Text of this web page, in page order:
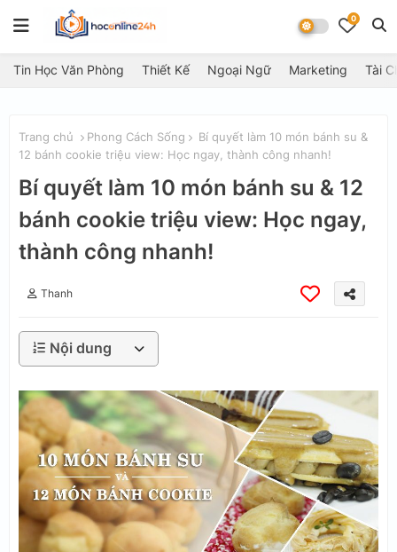
0
Tin Học Văn Phòng Thiết Kế Ngoại Ngữ Marketing Tài
Trang chủ Phong Cách Sống
Bí quyết làm 10 món bánh su &
12 bánh cookie triệu view: Học ngay, thành công nhanh!
Bí quyết làm 10 món bánh su & 12
bánh cookie triệu view: Học ngay,
thành công nhanh!
Thanh
Nội dung